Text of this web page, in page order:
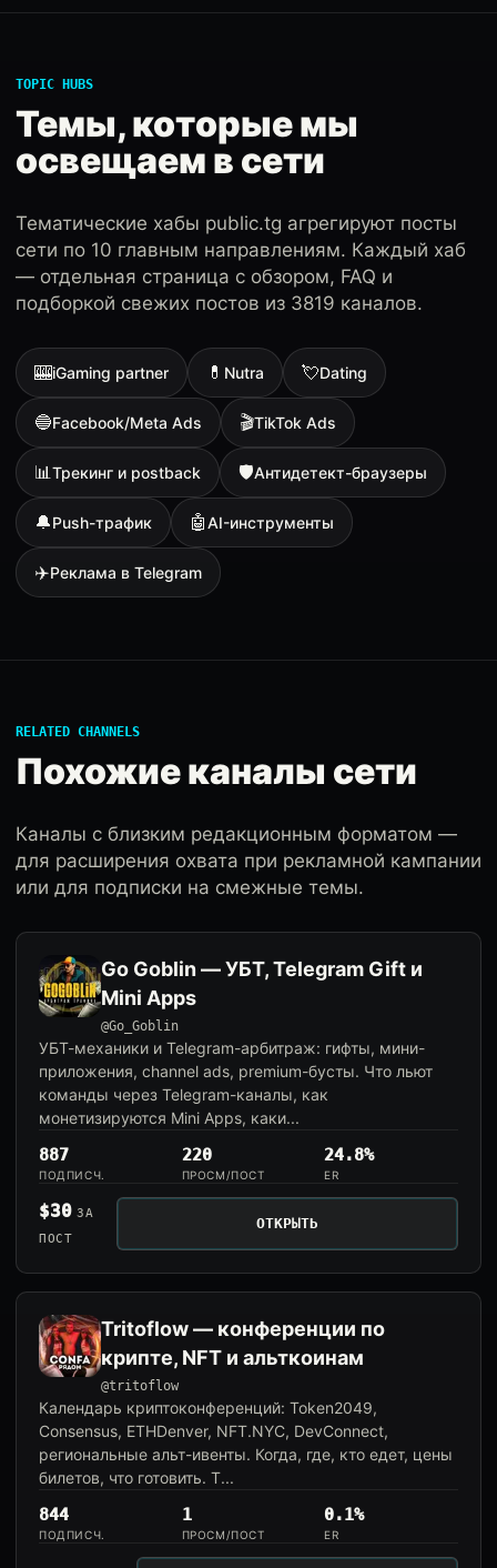
TOPIC HUBS
Темы, которые мы
освещаем в сети
Тематические хабы public.tg агрегируют посты
сети по 10 главным направлениям. Каждый хаб
— отдельная страница с обзором, FAQ и
подборкой свежих постов из 3819 каналов.
🎰iGaming partner 💊 Nutra 💘Dating
🔵Facebook/Meta Ads 🎬TikTok Ads
📊Трекинг и postback 🛡Антидетект-браузеры
🔔Push-трафик 🤖AI-инструменты
✈️Реклама в Telegram
RELATED CHANNELS
Похожие каналы сети
Каналы с близким редакционным форматом —
для расширения охвата при рекламной кампании
или для подписки на смежные темы.
Go Goblin — УБТ, Telegram Gift и
Mini Apps
@Go_Goblin
УБТ-механики и Telegram-арбитраж: гифты, мини-
приложения, channel ads, premium-бусты. Что льют
команды через Telegram-каналы, как
монетизируются Mini Apps, каки...
887
ПОДПИСЧ.
220
ПРОСМ/ПОСТ
24.8%
ER
$30 ЗА
ПОСТ
ОТКРЫТЬ
Tritoflow — конференции по
крипте, NFT и альткоинам
@tritoflow
Календарь криптоконференций: Token2049,
Consensus, ETHDenver, NFT.NYC, DevConnect,
региональные альт-ивенты. Когда, где, кто едет, цены
билетов, что готовить. Т...
844
ПОДПИСЧ.
1
ПРОСМ/ПОСТ
0.1%
ER